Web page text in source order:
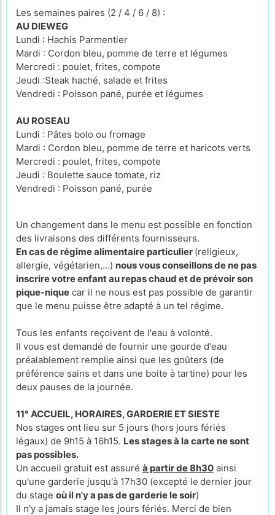
Les semaines paires (2 / 4 / 6 / 8) :
AU DIEWEG
Lundi : Hachis Parmentier
Mardi : Cordon bleu, pomme de terre et légumes
Mercredi : poulet, frites, compote
Jeudi :Steak haché, salade et frites
Vendredi : Poisson pané, purée et légumes
AU ROSEAU
Lundi : Pâtes bolo ou fromage
Mardi : Cordon bleu, pomme de terre et haricots verts
Mercredi : poulet, frites, compote
Jeudi : Boulette sauce tomate, riz
Vendredi : Poisson pané, purée
Un changement dans le menu est possible en fonction
des livraisons des différents fournisseurs.
En cas de régime alimentaire particulier (religieux,
allergie, végétarien,...) nous vous conseillons de ne pas
inscrire votre enfant au repas chaud et de prévoir son
pique-nique car il ne nous est pas possible de garantir
que le menu puisse être adapté à un tel régime.
Tous les enfants reçoivent de l'eau à volonté.
Il vous est demandé de fournir une gourde d'eau
préalablement remplie ainsi que les goûters (de
préférence sains et dans une boite à tartine) pour les
deux pauses de la journée.
11° ACCUEIL, HORAIRES, GARDERIE ET SIESTE
Nos stages ont lieu sur 5 jours (hors jours fériés
légaux) de 9h15 à 16h15. Les stages à la carte ne sont
pas possibles.
Un accueil gratuit est assuré à partir de 8h30 ainsi
qu'une garderie jusqu'à 17h30 (excepté le dernier jour
du stage où il n'y a pas de garderie le soir)
Il n'y a jamais stage les jours fériés. Merci de bien